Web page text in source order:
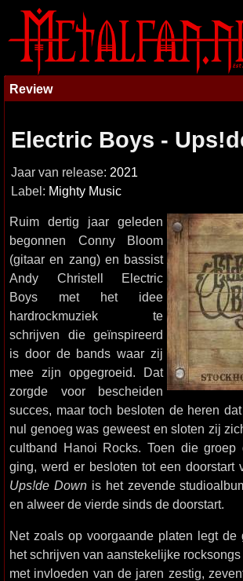
Review
Electric Boys -
Jaar van release: 2021
Label: Mighty Music
Ruim dertig jaar geleden
begonnen Conny Bloom
(gitaar en zang) en bassist
Andy Christell Electric
Boys met het idee
hardrockmuziek te
schrijven die geïnspireerd
is door de bands waar zij
mee zijn opgegroeid. Dat
zorgde voor bescheiden
succes, maar toch besloten de heren
nul genoeg was geweest en sloten zij
cultband Hanoi Rocks. Toen die groep
ging, werd er besloten tot een doorstart
Ups!de Downis het zevende
en alweer de vierde sinds de doorstart.
Net zoals op voorgaande platen legt de
het schrijven van aanstekelijke
met invloeden van de jaren zestig,